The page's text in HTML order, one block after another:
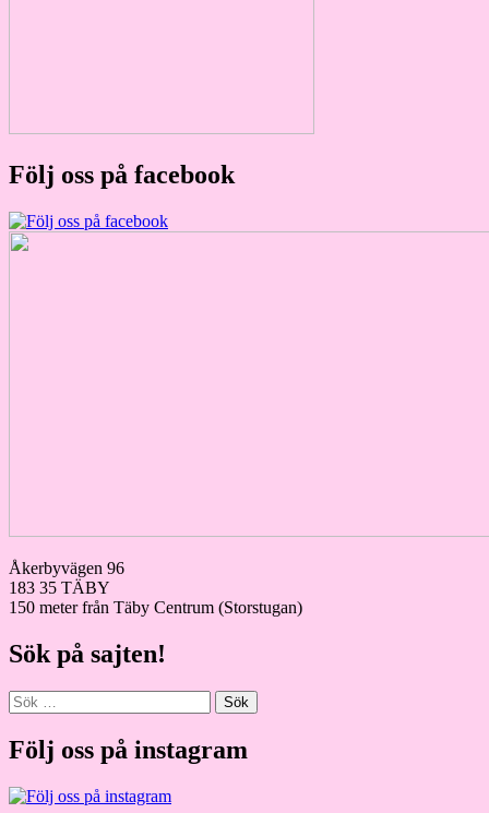
Följ oss på facebook
Åkerbyvägen 96
183 35 TÄBY
150 meter från Täby Centrum (Storstugan)
Sök på sajten!
Sök
efter:
Följ oss på instagram